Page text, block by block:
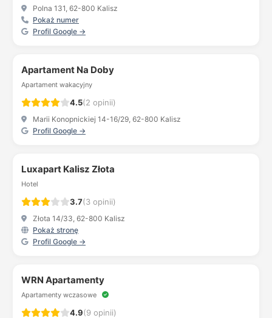
Polna 131, 62-800 Kalisz
Pokaż numer
Profil Google →
Apartament Na Doby
Apartament wakacyjny
4.5(2 opinii)
Marii Konopnickiej 14-16/29, 62-800 Kalisz
Profil Google →
Luxapart Kalisz Złota
Hotel
3.7(3 opinii)
Złota 14/33, 62-800 Kalisz
Pokaż stronę
Profil Google →
WRN Apartamenty
Apartamenty wczasowe
4.9(9 opinii)